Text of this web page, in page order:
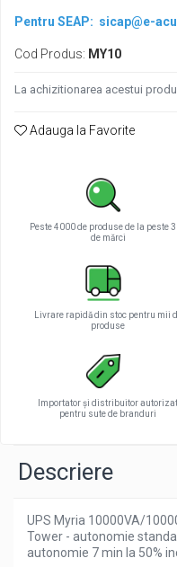
Pentru SEAP: sicap@e-
Cod Produs: MY10
La achizitionarea acestui
Adauga la Favorite
Peste 4000 de produse de la peste
de mărci
Livrare rapidă din stoc pentru mii
produse
Importator și distribuitor autorizat
pentru sute de branduri
Descriere
UPS Myria 10000VA/
Tower - autonomie
autonomie 7 min la 50%